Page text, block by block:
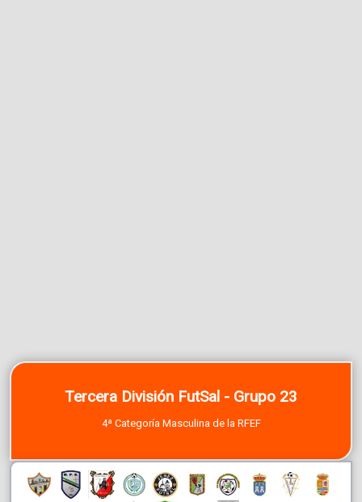
Tercera División FutSal - Grupo 23
4ª Categoría Masculina de la RFEF